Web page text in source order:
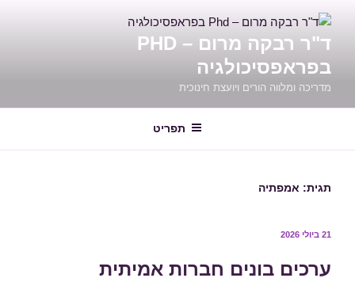
לתוכן
ד"ר רבקה מרום – PHD
בפראפסיכולגיה
מדריכה ומלווה הורים ויועצת חינוכית
תפריט
תגית: אמפתיה
פורסם
21 ביולי 2026
ערכים בונים חברות אמיתית